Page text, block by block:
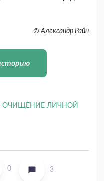
© Александр Райн
0 3